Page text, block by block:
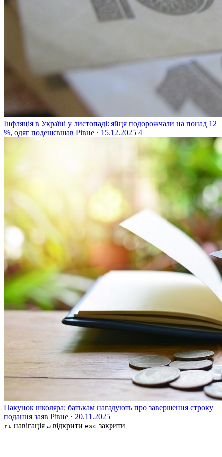
Інфляція в Україні у листопаді: яйця подорожчали на понад 12
%, одяг подешевшав Рівне · 15.12.2025 4
Пакунок школяра: батькам нагадують про завершення строку
подання заяв Рівне · 20.11.2025
↑↓ навігація ↵ відкрити esc закрити